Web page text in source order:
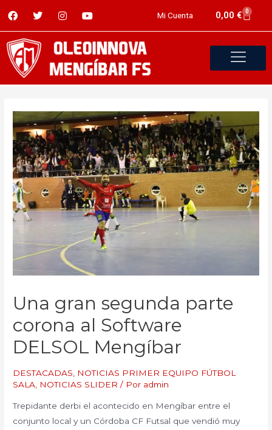
Mi Cuenta 0,00 € 0
Una gran segunda parte
corona al Software
DELSOL Mengíbar
DESTACADAS
NOTICIAS PRIMER EQUIPO FÚTBOL
SALA
NOTICIAS SLIDER / Por admin
Trepidante derbi el acontecido en Mengíbar entre el
conjunto local y un Córdoba CF Futsal que vendió muy